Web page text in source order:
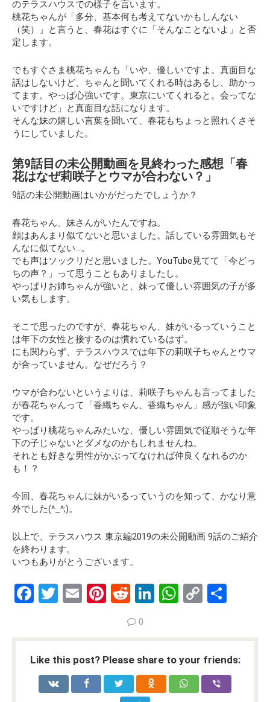
のテラスハウスでの様子を言います。
桃花ちゃんが「多分、基本何も考えてないかもしんない
（笑）」と言うと、春花はすぐに「そんなことないよ」と否
定します。
でもすぐさま桃花ちゃんも
「いや、優しいですよ。真面目な
話はしないけど、ちゃんと聞いてくれる時はあるし、助かっ
てます。やっぱ心強いです。東京にいてくれると。会ってな
いですけど」
と真面目な話になります。
そんな妹の嬉しい言葉を聞いて、春花もちょっと照れくさそ
うにしていました。
第9話目の未公開動画を見終わった感想「春
花はなぜ莉咲子とウマが合わない？」
9話の未公開動画はいかがだったでしょうか？
春花ちゃん、妹さんがいたんですね。
顔はあんまり似てないと思いました。話している雰囲気もそ
んなに似てない…。
でも声はソックリだと思いました。YouTube見てて「今どっ
ちの声？」って思うこともありましたし。
やっぱりお姉ちゃんが強いと、妹って優しい雰囲気の子が多
い気もします。
そこで思ったのですが、春花ちゃん、妹がいるっていうこと
は年下の女性と接するのは慣れているはず。
にも関わらず、テラスハウスでは年下の莉咲子ちゃんとウマ
が合っていません。なぜだろう？
ウマが合わないというよりは、莉咲子ちゃんも言ってました
が春花ちゃんって
「香織ちゃん、香織ちゃん」 感が強い印象
です。
やっぱり桃花ちゃんみたいな、優しい雰囲気で従順そうな年
下の子じゃないとダメなのかもしれませんね。
それとも好きな男性がかぶってなければ仲良くなれるのか
も！？
今回、春花ちゃんに妹がいるっていうのを知って、かなり意
外でした(^_^;)。
以上で、テラスハウス 東京編2019の未公開動画 9話のご紹介
を終わります。
いつもありがとうございます。
F
ce
b
o
o
T
tt
er
E
ail
Pi
er
es
t
R
e
d
di
t
Li
ke
dI
n
W
at
A
p
C
py
Li
n
k
ar
e
0
Like this post? Please share to your friends: